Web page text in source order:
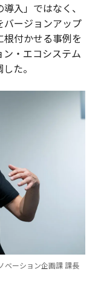
入」ではなく、
ージョンアップ
付かせる事例を
・エコシステム
た。
ベーション企画課 課長